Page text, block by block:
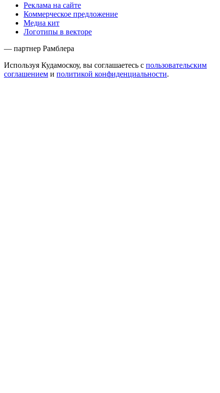
Реклама на сайте
Коммерческое предложение
Медиа кит
Логотипы в векторе
— партнер Рамблера
Используя Кудамоскоу, вы соглашаетесь с пользовательским
соглашением и политикой конфиденциальности.